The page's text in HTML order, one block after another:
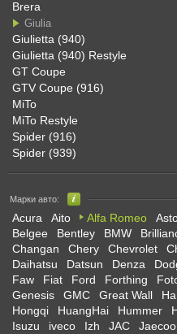
Brera
Giulia
Giulietta (940)
Giulietta (940) Restyle
GT Coupe
GTV Coupe (916)
MiTo
MiTo Restyle
Spider (916)
Spider (939)
Марки авто:
Acura Aito Alfa Romeo
Belgee
Bentley BMW
Changan
Chery Chevrolet
Daihatsu
Datsun Denza
Faw
Fiat Ford Forthing
Genesis
GMC Great Wall
Hongqi
HuangHai Hummer
Isuzu
iveco Izh JAC Jaecoo